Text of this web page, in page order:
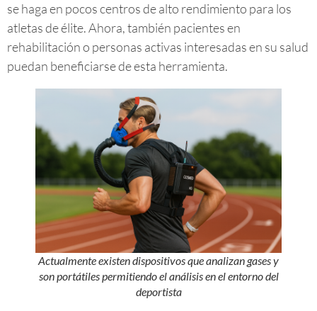
se haga en pocos centros de alto rendimiento para los
atletas de élite. Ahora, también pacientes en
rehabilitación o personas activas interesadas en su salud
puedan beneficiarse de esta herramienta.
Actualmente existen dispositivos que analizan gases y
son portátiles permitiendo el análisis en el entorno del
deportista